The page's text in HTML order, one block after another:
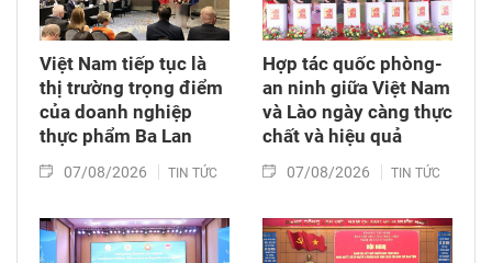
Việt Nam tiếp tục là
thị trường trọng điểm
của doanh nghiệp
thực phẩm Ba Lan
07/08/2026 TIN TỨC
Hợp tác quốc phòng-
an ninh giữa Việt Nam
và Lào ngày càng thực
chất và hiệu quả
07/08/2026 TIN TỨC